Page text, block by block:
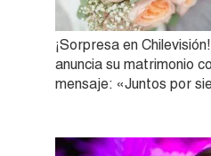
¡Sorpresa en
anuncia su matrimonio
mensaje: «Juntos por